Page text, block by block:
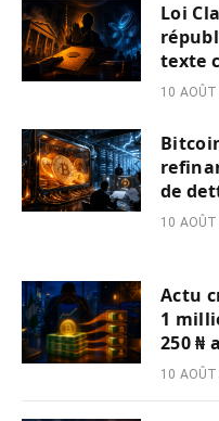
Loi
texte
10
de
10
Actu
1
250 ₦
10